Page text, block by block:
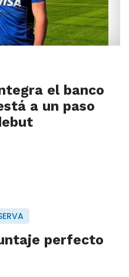
el banco
a un paso
perfecto